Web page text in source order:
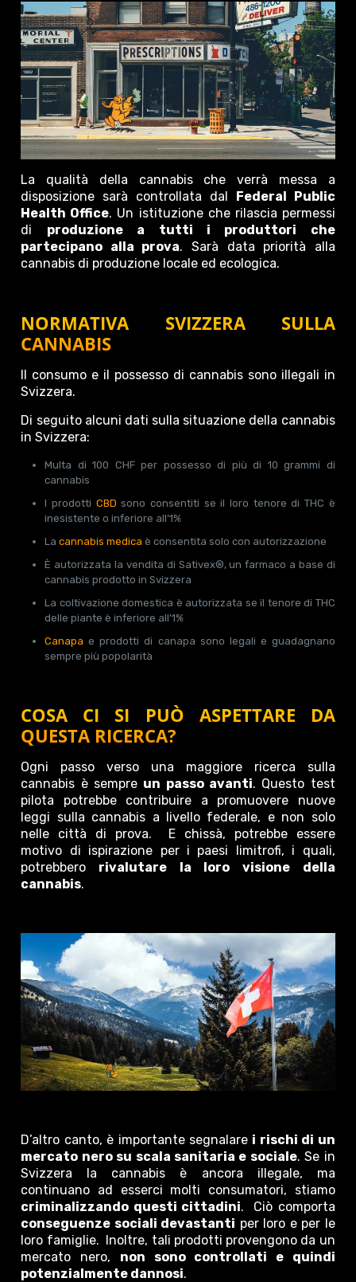
La qualità della cannabis che verrà messa a
disposizione sarà controllata dal Federal Public
Health Office. Un istituzione che rilascia permessi
di produzione a tutti i produttori che
partecipano alla prova. Sarà data priorità alla
cannabis di produzione locale ed ecologica.
NORMATIVA SVIZZERA SULLA
CANNABIS
Il consumo e il possesso di cannabis sono illegali in
Svizzera.
Di seguito alcuni dati sulla situazione della cannabis
in Svizzera:
Multa di 100 CHF per possesso di più di 10 grammi di
cannabis
I prodotti CBD sono consentiti se il loro tenore di THC è
inesistente o inferiore all’1%
Lacannabis medica è consentita solo con autorizzazione
È autorizzata la vendita di Sativex®, un farmaco a base di
cannabis prodotto in Svizzera
La coltivazione domestica è autorizzata se il tenore di THC
delle piante è inferiore all’1%
Canapa e prodotti di canapa sono legali e guadagnano
sempre più popolarità
COSA CI SI PUÒ ASPETTARE DA
QUESTA RICERCA?
Ogni passo verso una maggiore ricerca sulla
cannabis è sempre un passo avanti. Questo test
pilota potrebbe contribuire a promuovere nuove
leggi sulla cannabis a livello federale, e non solo
nelle città di prova. E chissà, potrebbe essere
motivo di ispirazione per i paesi limitrofi, i quali,
potrebbero rivalutare la loro visione della
cannabis.
D’altro canto, è importante segnalare i rischi di un
mercato nero su scala sanitaria e sociale. Se in
Svizzera la cannabis è ancora illegale, ma
continuano ad esserci molti consumatori, stiamo
criminalizzando questi cittadini. Ciò comporta
conseguenze sociali devastanti per loro e per le
loro famiglie. Inoltre, tali prodotti provengono da un
mercato nero, non sono controllati e quindi
potenzialmente dannosi.